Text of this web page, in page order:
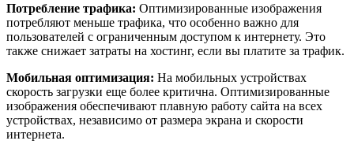
Потребление трафика: Оптимизированные изображения
потребляют меньше трафика, что особенно важно для
пользователей с ограниченным доступом к интернету. Это
также снижает затраты на хостинг, если вы платите за трафик.
Мобильная оптимизация: На мобильных устройствах
скорость загрузки еще более критична. Оптимизированные
изображения обеспечивают плавную работу сайта на всех
устройствах, независимо от размера экрана и скорости
интернета.